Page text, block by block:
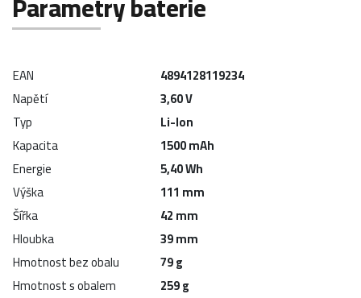
EAN
4894128119234
Napětí
3,60 V
Typ
Li-Ion
Kapacita
1500 mAh
Energie
5,40 Wh
Výška
111 mm
Šířka
42 mm
Hloubka
39 mm
Hmotnost bez obalu
79 g
Hmotnost s obalem
259 g